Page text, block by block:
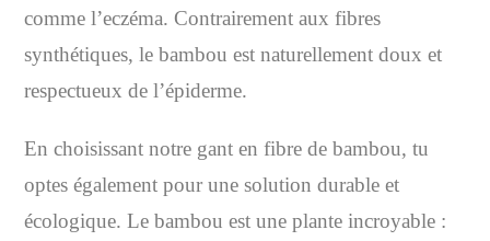
comme l’eczéma. Contrairement aux fibres
synthétiques, le bambou est naturellement doux et
respectueux de l’épiderme.
En choisissant notre gant en fibre de bambou, tu
optes également pour une solution durable et
écologique. Le bambou est une plante incroyable :